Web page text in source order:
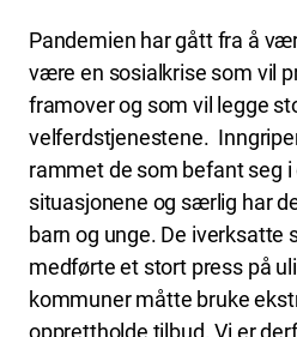
Pandemien har gått fra å
være en sosialkrise som vil
framover og som vil legge
velferdstjenestene.
rammet de som befant seg
situasjonene og særlig har
barn og unge. De
medførte et stort press på
kommuner måtte bruke
opprettholde tilbud. Vi er